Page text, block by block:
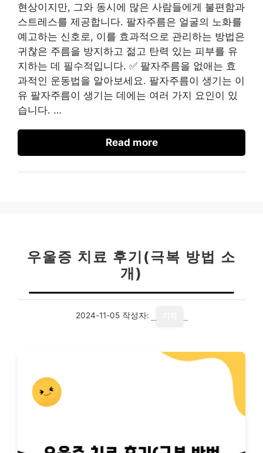
현상이지만, 그와 동시에 많은 사람들에게 불편함과
스트레스를 제공합니다. 팔자주름은 얼굴의 노화를
예고하는 신호로, 이를 효과적으로 관리하는 방법은
귀찮은 주름을 방지하고 젊고 탄력 있는 피부를 유
지하는 데 필수적입니다. ✅ 팔자주름을 없애는 효
과적인 운동법을 알아보세요. 팔자주름이 생기는 이
유 팔자주름이 생기는 데에는 여러 가지 요인이 있
습니다. …
Read more
우울증 치료 후기(극복 방법 소
개)
2024-11-05 작성자: